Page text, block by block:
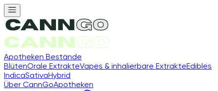
Apotheken Bestände
BlütenOrale ExtrakteVapes & inhalierbare ExtrakteEdibles
IndicaSativaHybrid
Über CannGoApotheken